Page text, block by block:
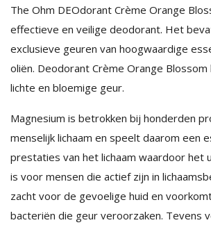
The Ohm DEOdorant Crème Orange
effectieve en veilige deodorant. Het
exclusieve geuren van hoogwaardige
oliën. Deodorant Crème Orange
lichte en bloemige geur.
Magnesium is betrokken bij honderden
menselijk lichaam en speelt daarom een
prestaties van het lichaam waardoor het
is voor mensen die actief zijn in
zacht voor de gevoelige huid en
bacteriën die geur veroorzaken. Tevens